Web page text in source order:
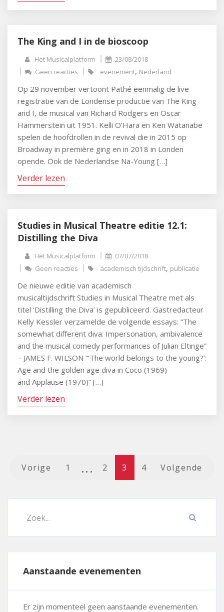
The King and I in de bioscoop
Het Musicalplatform
23/08/2018
Geen reacties
evenement, Nederland
Op 29 november vertoont Pathé eenmalig de live-
registratie van de Londense productie van The King
and I, de musical van Richard Rodgers en Oscar
Hammerstein uit 1951. Kelli O’Hara en Ken Watanabe
spelen de hoofdrollen in de revival die in 2015 op
Broadway in première ging en in 2018 in Londen
opende. Ook de Nederlandse Na-Young […]
Verder lezen
Studies in Musical Theatre editie 12.1:
Distilling the Diva
Het Musicalplatform
07/07/2018
Geen reacties
academisch tijdschrift, publicatie
De nieuwe editie van academisch
musicaltijdschrift Studies in Musical Theatre met als
titel ‘Distilling the Diva’ is gepubliceerd. Gastredacteur
Kelly Kessler verzamelde de volgende essays: “The
somewhat different diva: Impersonation, ambivalence
and the musical comedy performances of Julian Eltinge”
– JAMES F. WILSON “‘The world belongs to the young?’:
Age and the golden age diva in Coco (1969)
and Applause (1970)” […]
Verder lezen
Berichtnavigatie
Vorige 1 2 3 4 Volgende
Aanstaande evenementen
Er zijn momenteel geen aanstaande evenementen.